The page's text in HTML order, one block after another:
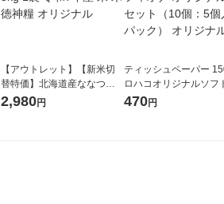
【アウトレット】【新米切
替特価】北海道産ななつぼ
し 無洗米 5kg 1袋 令和7年産
2,980円
ティッシュペーパー
ロハコオリジナルソフ
ックティッシュ フィオ
470円